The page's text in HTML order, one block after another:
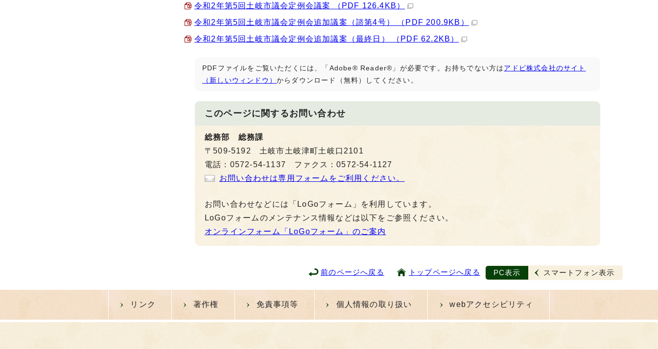
令和2年第5回土岐市議会定例会議案 （PDF 126.4KB）
令和2年第5回土岐市議会定例会追加議案（諮第4号） （PDF 200.9KB）
令和2年第5回土岐市議会定例会追加議案（最終日） （PDF 62.2KB）
PDFファイルをご覧いただくには、「Adobe® Reader®」が必要です。お持ちでない方はアドビ株式会社のサイト
（新しいウィンドウ） からダウンロード（無料）してください。
このページに関するお問い合わせ
総務部 総務課
〒509-5192 土岐市土岐津町土岐口2101
電話：0572-54-1137 ファクス：0572-54-1127
お問い合わせは専用フォームをご利用ください。
お問い合わせなどには「LoGoフォーム」を利用しています。
LoGoフォームのメンテナンス情報などは以下をご参照ください。
オンラインフォーム「LoGoフォーム」のご案内
前のページへ戻る トップページへ戻る PC表示 スマートフォン表示
リンク 著作権 免責事項等 個人情報の取り扱い webアクセシビリティ